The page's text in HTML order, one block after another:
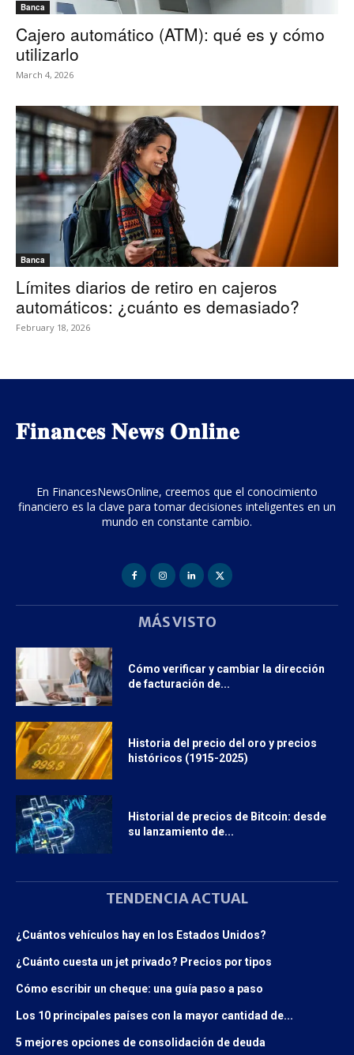
Banca
Cajero automático (ATM): qué es y cómo
utilizarlo
March 4, 2026
Banca
Límites diarios de retiro en cajeros
automáticos: ¿cuánto es demasiado?
February 18, 2026
𝐅𝐢𝐧𝐚𝐧𝐜𝐞𝐬 𝐍𝐞𝐰𝐬 𝐎𝐧𝐥𝐢𝐧𝐞
En FinancesNewsOnline, creemos que el conocimiento
financiero es la clave para tomar decisiones inteligentes en un
mundo en constante cambio.
MÁS VISTO
Cómo verificar y cambiar la dirección
de facturación de...
Historia del precio del oro y precios
históricos (1915-2025)
Historial de precios de Bitcoin: desde
su lanzamiento de...
TENDENCIA ACTUAL
¿Cuántos vehículos hay en los Estados Unidos?
¿Cuánto cuesta un jet privado? Precios por tipos
Cómo escribir un cheque: una guía paso a paso
Los 10 principales países con la mayor cantidad de...
5 mejores opciones de consolidación de deuda